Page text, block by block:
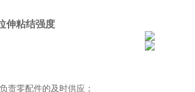
伸粘结强度
责零配件的及时供应；